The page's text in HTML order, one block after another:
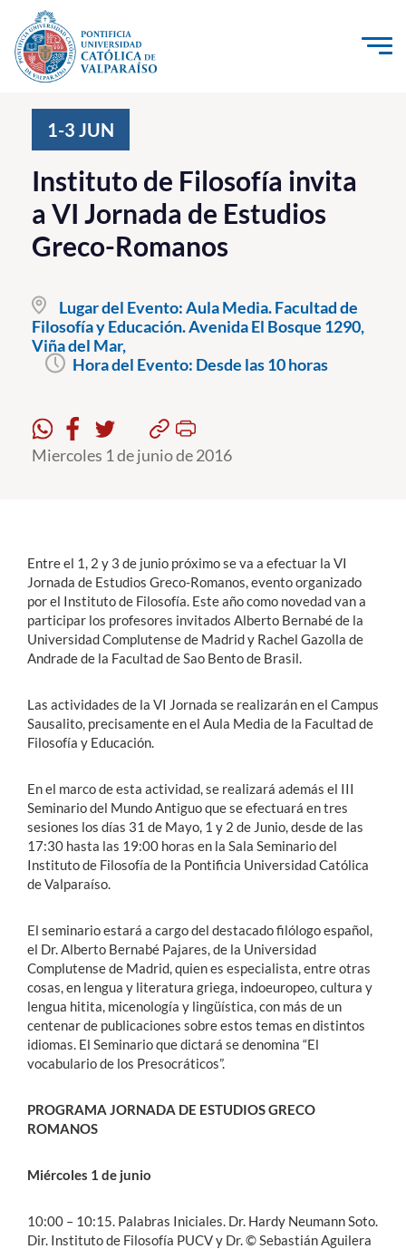
Click acá para ir directamente al contenido
Investigación, Creación e Innovación
PUCV Internacional
Vinculación con el Medio
Pregrado
Postgrado
Estudiantes
Alumni
English
1-3 JUN
Instituto de Filosofía invita
a VI Jornada de Estudios
Greco-Romanos
Lugar del Evento:Aula Media. Facultad de
Filosofía y Educación. Avenida El Bosque 1290,
Viña del Mar,
Hora del Evento: Desde las 10 horas
Miercoles 1 de junio de 2016
Entre el 1, 2 y 3 de junio próximo se va a efectuar la VI
Jornada de Estudios Greco-Romanos, evento organizado
por el Instituto de Filosofía. Este año como novedad van a
participar los profesores invitados Alberto Bernabé de la
Universidad Complutense de Madrid y Rachel Gazolla de
Andrade de la Facultad de Sao Bento de Brasil.
Las actividades de la VI Jornada se realizarán en el Campus
Sausalito, precisamente en el Aula Media de la Facultad de
Filosofía y Educación.
En el marco de esta actividad, se realizará además el III
Seminario del Mundo Antiguo que se efectuará en tres
sesiones los días 31 de Mayo, 1 y 2 de Junio, desde de las
17:30 hasta las 19:00 horas en la Sala Seminario del
Instituto de Filosofía de la Pontificia Universidad Católica
de Valparaíso.
El seminario estará a cargo del destacado filólogo español,
el Dr. Alberto Bernabé Pajares, de la Universidad
Complutense de Madrid, quien es especialista, entre otras
cosas, en lengua y literatura griega, indoeuropeo, cultura y
lengua hitita, micenología y lingüística, con más de un
centenar de publicaciones sobre estos temas en distintos
idiomas. El Seminario que dictará se denomina “El
vocabulario de los Presocráticos”.
PROGRAMA JORNADA DE ESTUDIOS GRECO
ROMANOS
Miércoles 1 de junio
10:00 – 10:15. Palabras Iniciales. Dr. Hardy Neumann Soto.
Dir. Instituto de Filosofía PUCV y Dr. © Sebastián Aguilera